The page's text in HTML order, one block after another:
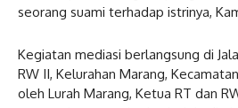
seorang suami terhadap istrinya,
Kegiatan mediasi berlangsung di
RW II, Kelurahan Marang,
oleh Lurah Marang, Ketua RT dan